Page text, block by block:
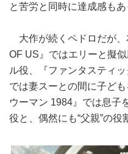
と苦労と同時に達成感もあ
大作が続くペドロだが
OF US』ではエリーと擬
ル役、『ファンタスティ
では妻スーとの間に子ど
ウーマン 1984』では息子
役と、偶然にも“父親”の役